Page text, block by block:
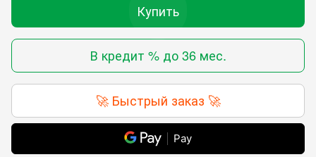
Купить
В кредит % до 36 мес.
🚀 Быстрый заказ 🚀
Pay